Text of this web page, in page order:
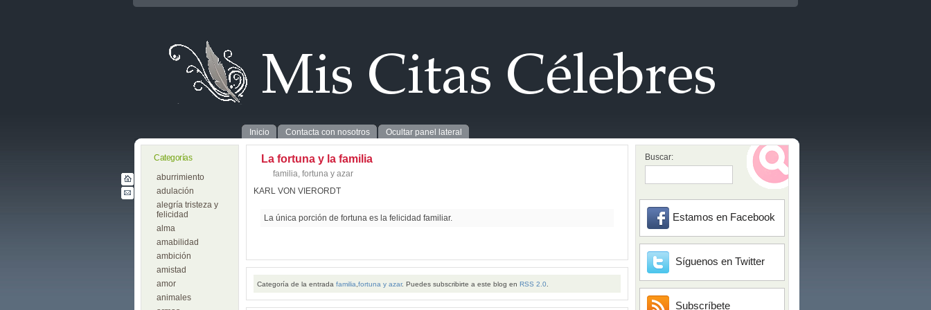
Inicio Contacta con nosotros Ocultar panel lateral
Categorías
aburrimiento
adulación
alegría tristeza y
felicidad
alma
amabilidad
ambición
amistad
amor
animales
La fortuna y la familia
familia, fortuna y azar
KARL VON VIERORDT
La única porción de fortuna es la felicidad familiar.
Categoría de la entrada familia fortuna y azar. Puedes subscribirte a este blog en RSS 2.0
Buscar:
Estamos en Facebook
Síguenos en Twitter
Subscríbete